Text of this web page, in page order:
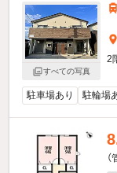
すべての写真
2
駐車場あり 駐輪場